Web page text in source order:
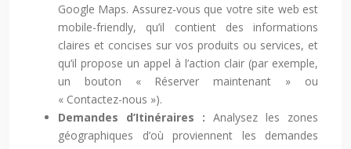
Google Maps. Assurez-vous que votre site web est
mobile-friendly, qu’il contient des informations
claires et concises sur vos produits ou services, et
qu’il propose un appel à l’action clair (par exemple,
un bouton « Réserver maintenant » ou
« Contactez-nous »).
Demandes d’Itinéraires : Analysez les zones
géographiques d’où proviennent les demandes